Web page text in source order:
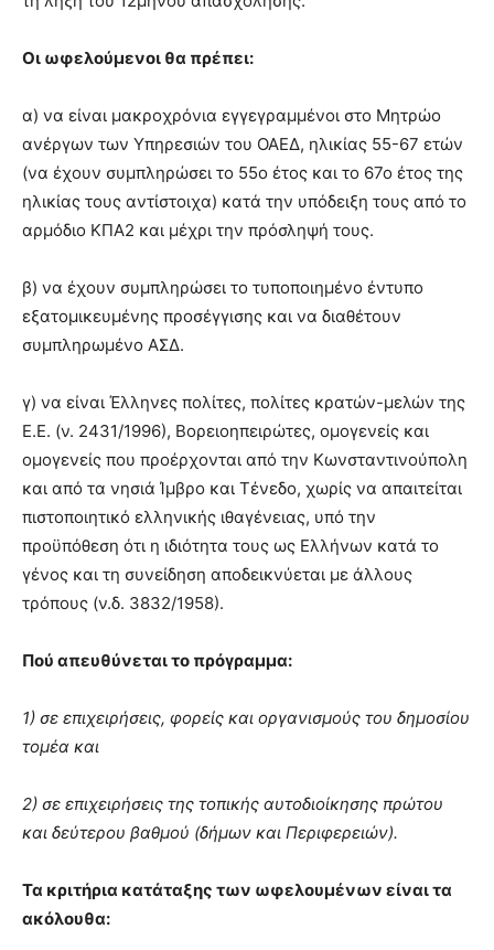
Οι ωφελούμενοι θα πρέπει:
α) να είναι μακροχρόνια εγγεγραμμένοι στο Μητρώο
ανέργων των Υπηρεσιών του ΟΑΕΔ, ηλικίας 55-67 ετών
(να έχουν συμπληρώσει το 55ο έτος και το 67ο έτος της
ηλικίας τους αντίστοιχα) κατά την υπόδειξη τους από το
αρμόδιο ΚΠΑ2 και μέχρι την πρόσληψή τους.
β) να έχουν συμπληρώσει το τυποποιημένο έντυπο
εξατομικευμένης προσέγγισης και να διαθέτουν
συμπληρωμένο ΑΣΔ.
γ) να είναι Έλληνες πολίτες, πολίτες κρατών-μελών της
Ε.Ε. (ν. 2431/1996), Βορειοηπειρώτες, ομογενείς και
ομογενείς που προέρχονται από την Κωνσταντινούπολη
και από τα νησιά Ίμβρο και Τένεδο, χωρίς να απαιτείται
πιστοποιητικό ελληνικής ιθαγένειας, υπό την
προϋπόθεση ότι η ιδιότητα τους ως Ελλήνων κατά το
γένος και τη συνείδηση αποδεικνύεται με άλλους
τρόπους (ν.δ. 3832/1958).
Πού απευθύνεται το πρόγραμμα:
1) σε επιχειρήσεις, φορείς και οργανισμούς του δημοσίου
τομέα και
2) σε επιχειρήσεις της τοπικής αυτοδιοίκησης πρώτου
και δεύτερου βαθμού (δήμων και Περιφερειών).
Τα κριτήρια κατάταξης των ωφελουμένων είναι τα
ακόλουθα: